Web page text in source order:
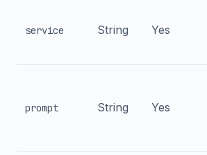
service String Yes
prompt String Yes